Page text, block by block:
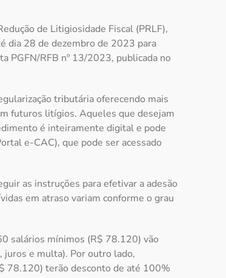
de Litigiosidade Fiscal (PRLF),
dia 28 de dezembro de 2023 para
PGFN/RFB nº 13/2023, publicada no
tributária oferecendo mais
futuros litígios. Aqueles que desejam
é inteiramente digital e pode
e-CAC), que pode ser acessado
as instruções para efetivar a adesão
em atraso variam conforme o grau
salários mínimos (R$ 78.120) vão
e multa). Por outro lado,
78.120) terão desconto de até 100%